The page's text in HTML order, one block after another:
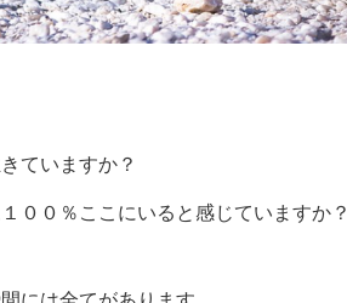
ていますか？
００％ここにいると感じていますか？